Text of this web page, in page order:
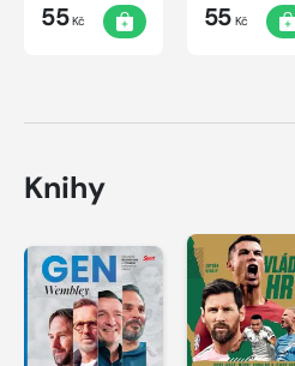
dravec
55Kč
vs. Karlos
Vémola
55Kč
Knihy